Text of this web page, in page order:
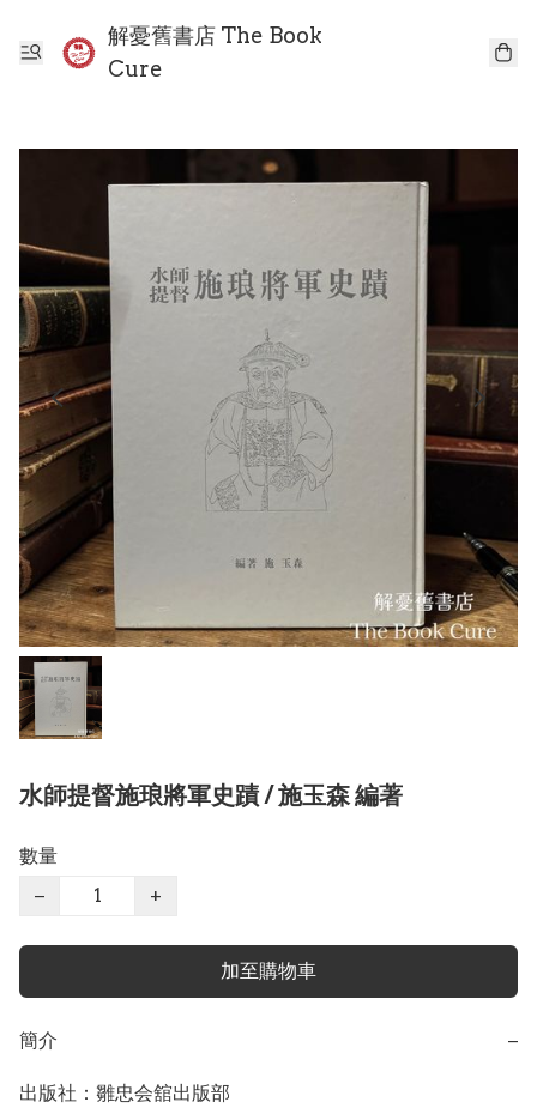
解憂舊書店 The Book
Cure
水師提督施琅將軍史蹟 / 施玉森 編著
數量
−
+
加至購物車
簡介 −
出版社：雛忠会舘出版部